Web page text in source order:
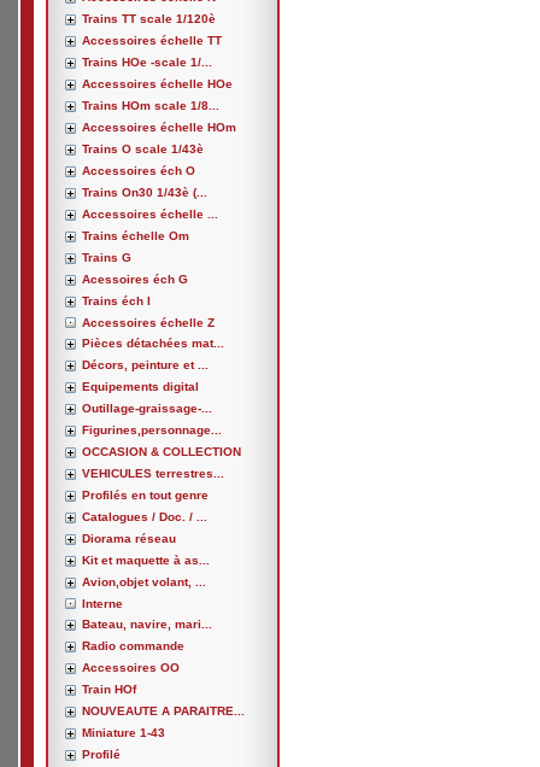
Trains TT scale 1/120è
Accessoires échelle TT
Trains HOe -scale 1/...
Accessoires échelle HOe
Trains HOm scale 1/8...
Accessoires échelle HOm
Trains O scale 1/43è
Accessoires éch O
Trains On30 1/43è (...
Accessoires échelle ...
Trains échelle Om
Trains G
Acessoires éch G
Trains éch I
Accessoires échelle Z
Pièces détachées mat...
Décors, peinture et ...
Equipements digital
Outillage-graissage-...
Figurines,personnage...
OCCASION & COLLECTION
VEHICULES terrestres...
Profilés en tout genre
Catalogues / Doc. / ...
Diorama réseau
Kit et maquette à as...
Avion,objet volant, ...
Interne
Bateau, navire, mari...
Radio commande
Accessoires OO
Train HOf
NOUVEAUTE A PARAITRE...
Miniature 1-43
Profilé